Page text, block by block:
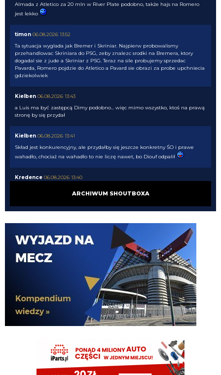
Almada z Atletico za 20 mln w River Plate podobno, także hajs na Romero
jest lekko
timon 06.08.2026 13:52
Ta sytuacja wyglada jak Bremer i Skriniar. Najpierw probowalismy
przehandlowac Skriniara do PSG, zeby znalezc srodki na Bremera, ktory
dogadal sie z jude a Skriniar z PSG. Teraz na sile probujemy sprzedac
Pavarda, Romero pojdzie do Atletico a Pavard sie obrazi za probe upchniecia
gdziekolwiek
Kielben 06.08.2026 13:43
a Luis ma być zastępcą Dimy podobno... więc mimo wszystko, ktoś na prawą
stronę by się przydał
Kielben 06.08.2026 13:41
Skład jest konkurencyjny, ale przydałby się jeszcze konkretny ŚO i prawe
wahadło, chociaż na wahadło to nie liczę nawet, bo Diouf odpalił
Kredence 06.08.2026 13:40
Kielben 06.08.2026 13:38
właśnie Schira podał, że Romero dogadany już z Atletico, czeka na
dogadanie się klubów.
Kielben 06.08.2026 13:34
coś czuje, że z tym Romero to będzie jak z Lookmanem i Palestrą...
06.08.2026 13:32
No, specjalnie to robią
ARCHIWUM SHOUTBOXA